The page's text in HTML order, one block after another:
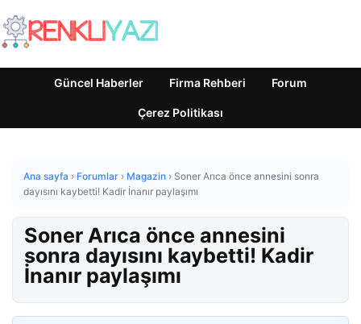
Güncel Haberler Firma Rehberi Forum
Çerez Politikası
Ana sayfa › Forumlar › Magazin › Soner Arıca önce annesini sonra
dayısını kaybetti! Kadir İnanır paylaşımı
Soner Arıca önce annesini
sonra dayısını kaybetti! Kadir
İnanır paylaşımı